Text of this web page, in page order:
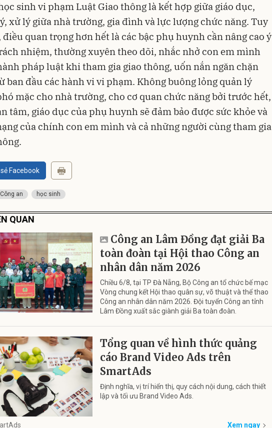
sinh vi phạm Luật Giao thông là kết hợp giữa giáo dục,
xử lý giữa nhà trường, gia đình và lực lượng chức năng. Tuy
quan trọng hơn hết là các bậc phụ huynh cần nâng cao ý
nhiệm, thường xuyên theo dõi, nhắc nhở con em mình
pháp luật khi tham gia giao thông, uốn nắn ngăn chặn
ban đầu các hành vi vi phạm. Không buông lỏng quản lý
mặc cho nhà trường, cho cơ quan chức năng bởi trước hết,
tâm, giáo dục của phụ huynh sẽ đảm bảo được sức khỏe và
của chính con em mình và cả những người cùng tham gia
Facebook
an học sinh
QUAN
Công an Lâm Đồng đạt giải Ba
toàn đoàn tại Hội thao Công an
nhân dân năm 2026
Chiều 6/8, tại TP Đà Nẵng, Bộ Công an tổ chức bế mạc
Vòng chung kết Hội thao quân sự, võ thuật và thể thao
Công an nhân dân năm 2026. Đội tuyển Công an tỉnh
Lâm Đồng xuất sắc giành giải Ba toàn đoàn.
Tổng quan về hình thức quảng
cáo Brand Video Ads trên
SmartAds
Định nghĩa, vị trí hiển thị, quy cách nội dung, cách thiết
lập và tối ưu Brand Video Ads.
Xem ngay